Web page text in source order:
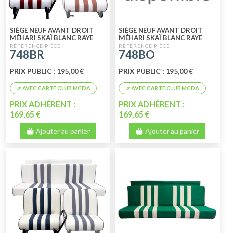
SIÈGE NEUF AVANT DROIT
MÉHARI SKAÏ BLANC RAYE
ROUGE
748BR
PRIX PUBLIC : 195,00 €
PRIX ADHÉRENT :
169,65 €
Ajouter au panier
SIÈGE NEUF AVANT DROIT
MÉHARI SKAÏ BLANC RAYE
ORANGE
748BO
PRIX PUBLIC : 195,00 €
PRIX ADHÉRENT :
169,65 €
Ajouter au panier